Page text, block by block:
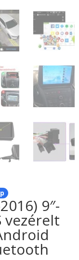
9″-
vezérelt